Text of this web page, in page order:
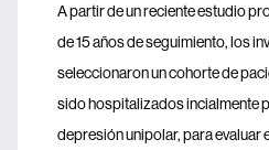
A partir de un reciente estudio
de 15 años de seguimiento, los
seleccionaron un cohorte de
sido hospitalizados incialmente
depresión unipolar, para evaluar